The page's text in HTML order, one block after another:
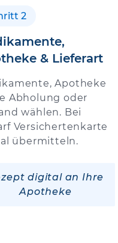
2
& Lieferart
Apotheke
Abholung oder
wählen. Bei
Versichertenkarte
übermitteln.
digital an Ihre
Apotheke